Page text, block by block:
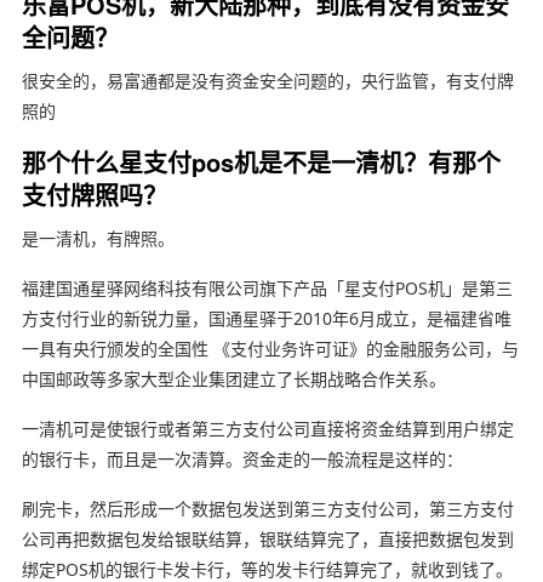
全问题？
很安全的，易富通都是没有资金安全问题的，央行监管，有支付牌
照的
那个什么星支付pos机是不是一清机？有那个
支付牌照吗？
是一清机，有牌照。
福建国通星驿网络科技有限公司旗下产品「星支付POS机」是第三
方支付行业的新锐力量，国通星驿于2010年6月成立，是福建省唯
一具有央行颁发的全国性 《支付业务许可证》的金融服务公司，与
中国邮政等多家大型企业集团建立了长期战略合作关系。
一清机可是使银行或者第三方支付公司直接将资金结算到用户绑定
的银行卡，而且是一次清算。资金走的一般流程是这样的：
刷完卡，然后形成一个数据包发送到第三方支付公司，第三方支付
公司再把数据包发给银联结算，银联结算完了，直接把数据包发到
绑定POS机的银行卡发卡行，等的发卡行结算完了，就收到钱了。